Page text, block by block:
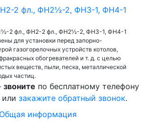
2 фл., ФН2-2 фл., ФН2½-2, ФН3-1, ФН4-1
для установки перед запорно-
газогорелочных устройств котолов,
обогревателей и т. д. с целью
веществ, пыли, песка, металлической
частиц.
звоните по бесплатному телефону
или закажите обратный звонок.
Общая информация